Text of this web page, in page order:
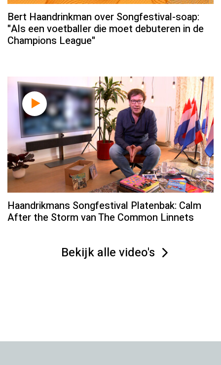
Bert Haandrinkman over Songfestival-soap:
"Als een voetballer die moet debuteren in de
Champions League"
Haandrikmans Songfestival Platenbak: Calm
After the Storm van The Common Linnets
Bekijk alle video's